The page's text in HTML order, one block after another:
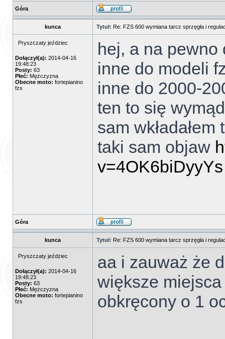
Góra
kunca Tytuł: Re: FZS 600 wymiana tarcz sprzęgła i
Pryszczaty jeździec
Dołączył(a): 2014-04-16
19:48:23
Posty: 63
Płeć: Mężczyzna
Obecne moto: fortepianino
fzs
hej, a na pewno
inne do modeli
inne do 2000-
ten to się
sam
taki sam objaw
v=4OK6biDyyYs
Góra
kunca Tytuł: Re: FZS 600 wymiana tarcz sprzęgła i
Pryszczaty jeździec
Dołączył(a): 2014-04-16
19:48:23
Posty: 63
Płeć: Mężczyzna
Obecne moto: fortepianino
fzs
aa i zauważ że
większe
obkręcony o 1